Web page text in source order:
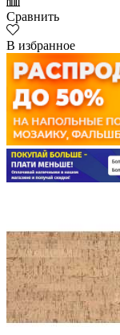
Сравнить
В избранное